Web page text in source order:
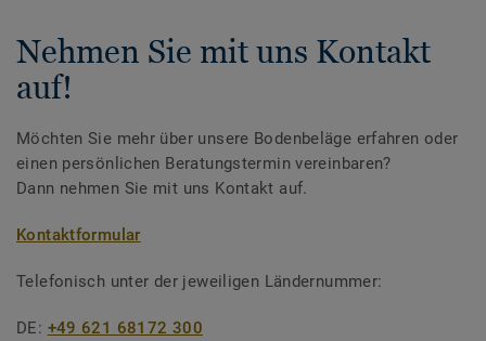
Nehmen Sie mit uns Kontakt
auf!
Möchten Sie mehr über unsere Bodenbeläge erfahren oder
einen persönlichen Beratungstermin vereinbaren?
Dann nehmen Sie mit uns Kontakt auf.
Kontaktformular
Telefonisch unter der jeweiligen Ländernummer:
DE: +49 621 68172 300